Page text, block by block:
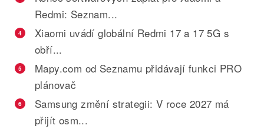
Redmi: Seznam...
4
Xiaomi uvádí globální Redmi 17 a 17 5G s
obří...
5
Mapy.com od Seznamu přidávají funkci PRO
plánovač
6
Samsung změní strategii: V roce 2027 má
přijít osm...